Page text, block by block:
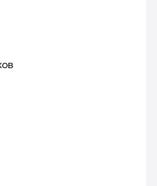
доставки